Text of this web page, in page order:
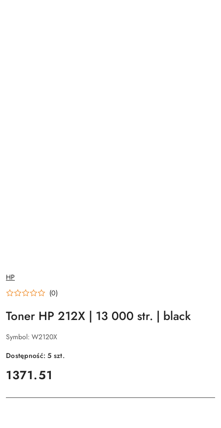
NAZWA
PRODUCENTA:
HP
(0)
Toner HP 212X | 13 000 str. | black
Symbol: W2120X
Dostępność:5 szt.
cena:
1371.51